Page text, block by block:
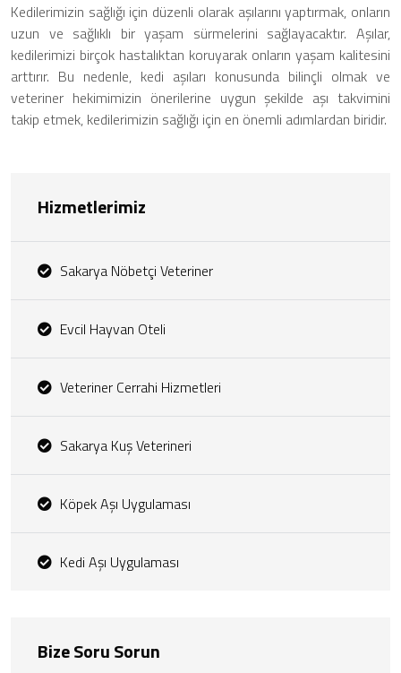
Kedilerimizin sağlığı için düzenli olarak aşılarını yaptırmak, onların
uzun ve sağlıklı bir yaşam sürmelerini sağlayacaktır. Aşılar,
kedilerimizi birçok hastalıktan koruyarak onların yaşam kalitesini
arttırır. Bu nedenle, kedi aşıları konusunda bilinçli olmak ve
veteriner hekimimizin önerilerine uygun şekilde aşı takvimini
takip etmek, kedilerimizin sağlığı için en önemli adımlardan biridir.
Hizmetlerimiz
Sakarya Nöbetçi Veteriner
Evcil Hayvan Oteli
Veteriner Cerrahi Hizmetleri
Sakarya Kuş Veterineri
Köpek Aşı Uygulaması
Kedi Aşı Uygulaması
Bize Soru Sorun